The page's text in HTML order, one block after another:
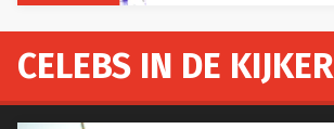
CELEBS IN DE KIJKER